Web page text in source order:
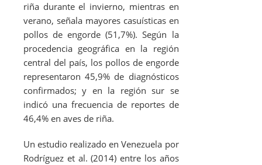
riña durante el invierno, mientras en
verano, señala mayores casuísticas en
pollos de engorde (51,7%). Según la
procedencia geográfica en la región
central del país, los pollos de engorde
representaron 45,9% de diagnósticos
confirmados; y en la región sur se
indicó una frecuencia de reportes de
46,4% en aves de riña.
Un estudio realizado en Venezuela por
Rodríguez et al. (2014) entre los años